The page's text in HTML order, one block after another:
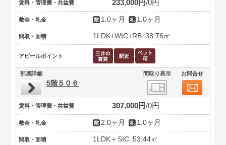
賃料・管理費・共益費 233,000円 0円
敷金・礼金 1.0ヶ月 1.0ヶ月
間取・面積 1LDK+WIC+RB 38.76㎡
アピールポイント
部屋詳細 間取り表示 お問合せ
5階５０６
賃料・管理費・共益費 307,000円 0円
敷金・礼金 2.0ヶ月 1.0ヶ月
間取・面積 1LDK＋SIC 53.44㎡